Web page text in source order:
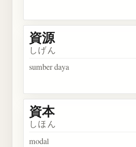
資源
しげん
sumber daya
資本
しほん
modal